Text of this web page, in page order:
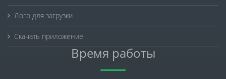
Лого для загрузки
Скачать приложение
Время работы